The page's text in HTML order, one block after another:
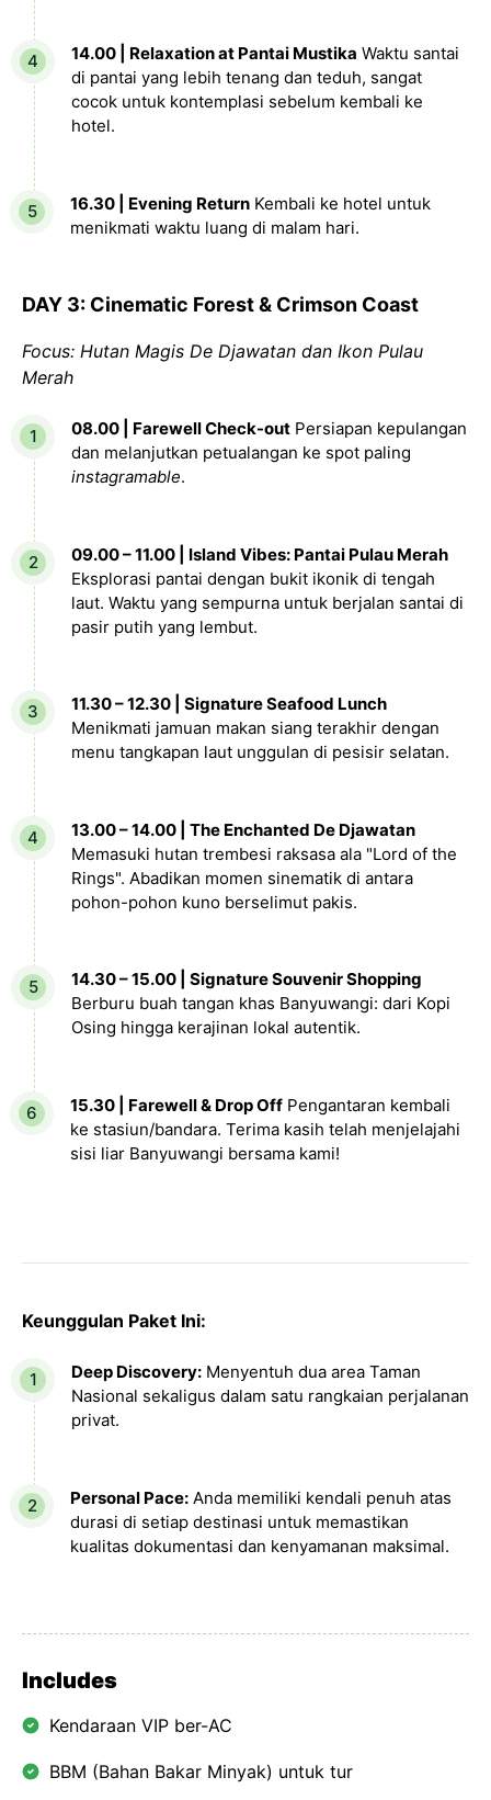
14.00 | Relaxation at Pantai Mustika Waktu santai
di pantai yang lebih tenang dan teduh, sangat
cocok untuk kontemplasi sebelum kembali ke
hotel.
16.30 | Evening Return Kembali ke hotel untuk
menikmati waktu luang di malam hari.
DAY 3: Cinematic Forest & Crimson Coast
Focus: Hutan Magis De Djawatan dan Ikon Pulau
Merah
08.00 | Farewell Check-out Persiapan kepulangan
dan melanjutkan petualangan ke spot paling
instagramable.
09.00 – 11.00 | Island Vibes: Pantai Pulau Merah
Eksplorasi pantai dengan bukit ikonik di tengah
laut. Waktu yang sempurna untuk berjalan santai di
pasir putih yang lembut.
11.30 – 12.30 | Signature Seafood Lunch
Menikmati jamuan makan siang terakhir dengan
menu tangkapan laut unggulan di pesisir selatan.
13.00 – 14.00 | The Enchanted De Djawatan
Memasuki hutan trembesi raksasa ala "Lord of the
Rings". Abadikan momen sinematik di antara
pohon-pohon kuno berselimut pakis.
14.30 – 15.00 | Signature Souvenir Shopping
Berburu buah tangan khas Banyuwangi: dari Kopi
Osing hingga kerajinan lokal autentik.
15.30 | Farewell & Drop Off Pengantaran kembali
ke stasiun/bandara. Terima kasih telah menjelajahi
sisi liar Banyuwangi bersama kami!
Keunggulan Paket Ini:
Deep Discovery: Menyentuh dua area Taman
Nasional sekaligus dalam satu rangkaian perjalanan
privat.
Personal Pace: Anda memiliki kendali penuh atas
durasi di setiap destinasi untuk memastikan
kualitas dokumentasi dan kenyamanan maksimal.
Includes
Kendaraan VIP ber-AC
BBM (Bahan Bakar Minyak) untuk tur